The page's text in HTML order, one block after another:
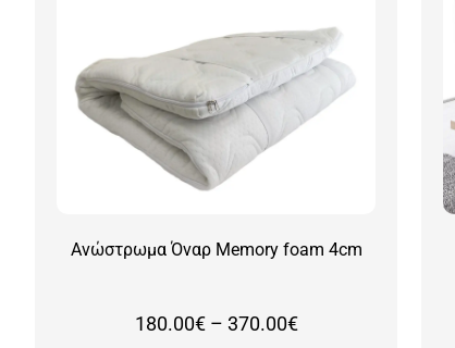
Ανώστρωμα Όναρ Memory foam 4cm
180.00€ – 370.00€Price